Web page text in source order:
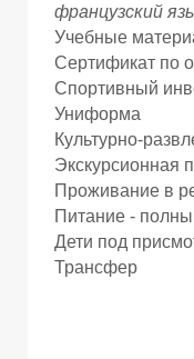
французский
Учебные
Сертификат по
Спортивный
Униформа
Культурно-
Экскурсионная
Проживание в
Питание -
Дети под
Трансфер